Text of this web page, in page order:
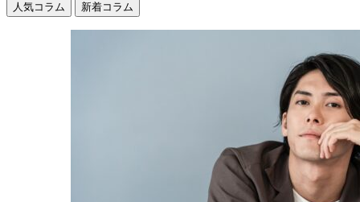
人気コラム 新着コラム